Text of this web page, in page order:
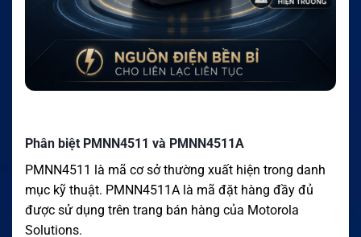
Phân biệt PMNN4511 và PMNN4511A
PMNN4511 là mã cơ sở thường xuất hiện trong danh
mục kỹ thuật. PMNN4511A là mã đặt hàng đầy đủ
được sử dụng trên trang bán hàng của Motorola
Solutions.